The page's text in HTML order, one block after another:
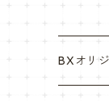
BXオリ